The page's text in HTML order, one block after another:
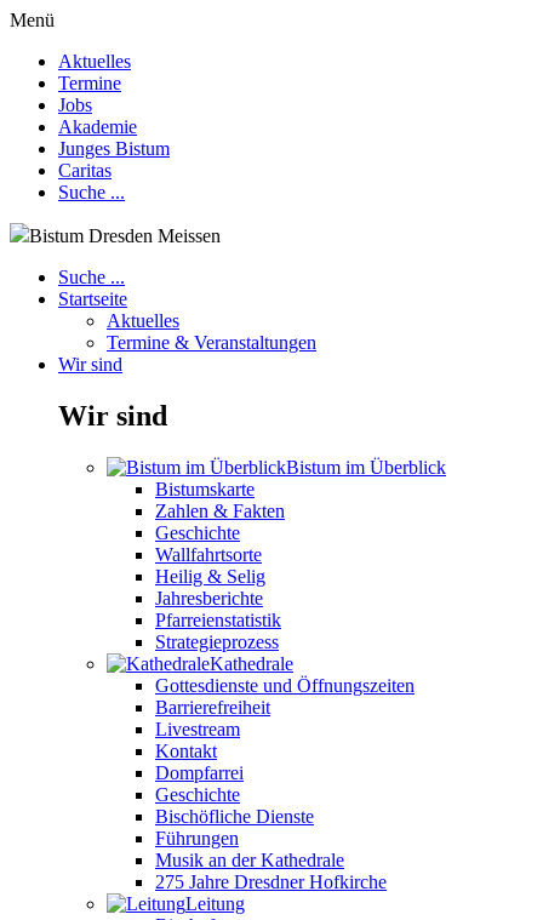
Menü
Aktuelles
Termine
Jobs
Akademie
Junges Bistum
Caritas
Suche ...
Bistum Dresden Meissen
Suche ...
Startseite
Aktuelles
Termine & Veranstaltungen
Wir sind
Wir sind
Bistum im Überblick
Bistumskarte
Zahlen & Fakten
Geschichte
Wallfahrtsorte
Heilig & Selig
Jahresberichte
Pfarreienstatistik
Strategieprozess
Kathedrale
Gottesdienste und Öffnungszeiten
Barrierefreiheit
Livestream
Kontakt
Dompfarrei
Geschichte
Bischöfliche Dienste
Führungen
Musik an der Kathedrale
275 Jahre Dresdner Hofkirche
Leitung